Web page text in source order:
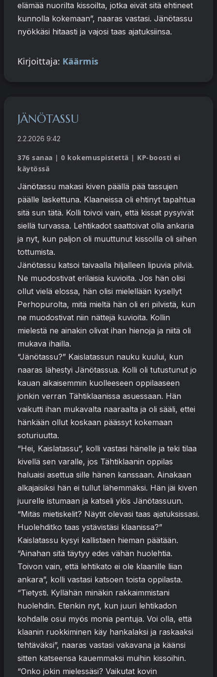
elämää nuorilta kissoilta, jotka eivät sitä ehtineet
kunnolla kokemaan”, naaras vastasi. Jänötassu
nyökkäsi hitaasti ja vajosi taas ajatuksiinsa.
Kirjoittaja: Käärmis
JÄNÖTASSU
2.2.2026 9:42
376 sanaa | 0 kokemuspistettä | KP-boosti ei
käytössä
Jänötassu makasi kiven päällä pää tassujen
päälle laskettuna. Klaaneissa oli ehtinyt tapahtua
sitä sun tätä. Kolli toivoi vain, että kissat pysyivät
siellä turvassa. Lehtikadot saattoivat olla ankaria
ja nyt, kun paljon oli muuttunut kissoilla oli siihen
tottumista.
Jänötassu katsoi taivaalla hiljalleen lipuvia pilviä.
Ne muodostivat erilaisia kuvioita. Jos hän olisi
ollut vielä elossa, hän olisi mielellään kysellyt
Perhopurolta, mitä mieltä hän oli eri pilvistä, kun
ne muodostivat niin nättejä kuvioita. Kollin
mielestä ne ainakin olivat ihan hienoja ja niitä oli
mukava ihailla.
“Jänötassu?” Kaislatassun nauku kuului, kun
naaras lähestyi Jänötassua. Kolli oli tutustunut jo
kauan aikaisemmin kuolleeseen oppilaaseen
jonkin verran Tähtiklaanissa asuessaan. Hän
vaikutti ihan mukavalta naaraalta ja oli sääli, ettei
hänkään ollut koskaan päässyt kokemaan
soturiuutta.
“Hei, Kaislatassu”, kolli vastasi hänelle ja teki tilaa
kivellä sen varalle, jos Tähtiklaanin oppilas
haluaisi asettua sille hänen kanssaan. Ainakaan
alkajaisiksi hän ei tullut lähemmäksi. Hän jäi kiven
juurelle istumaan ja katseli ylös Jänötassuun.
“Mitäs mietiskelit? Näytit olevasi taas ajatuksissasi.
Huolehditko taas ystävistäsi klaanissa?”
Kaislatassu kysyi kallistaen hieman päätään.
“Ainahan sitä täytyy edes vähän huolehtia.
Toivon vain, että lehtikato ei ole klaanille liian
ankara”, kolli vastasi katsoen toista oppilasta.
“Tietysti. Kyllähän minäkin rakkaimmistani
huolehdin. Etenkin nyt, kun juuri lehtikadon
kohdalle osui myös monia pentuja. Voi olla, että
klaanin ruokkiminen käy hankalaksi ja raskaaksi
tehtäväksi”, naaras vastasi vakavana ja käänsi
sitten katseensa kauemmaksi muihin kissoihin.
“Onko jokin mielessäsi? Vaikutat kovin